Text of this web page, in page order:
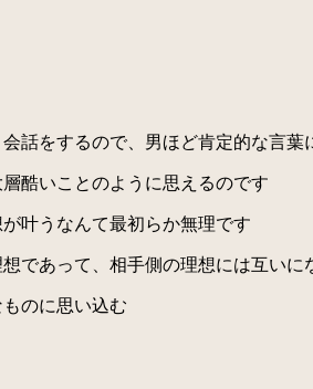
話をするので、男ほど肯定的な言葉
酷いことのように思えるのです
叶うなんて最初らか無理です
であって、相手側の理想には互いに
のに思い込む